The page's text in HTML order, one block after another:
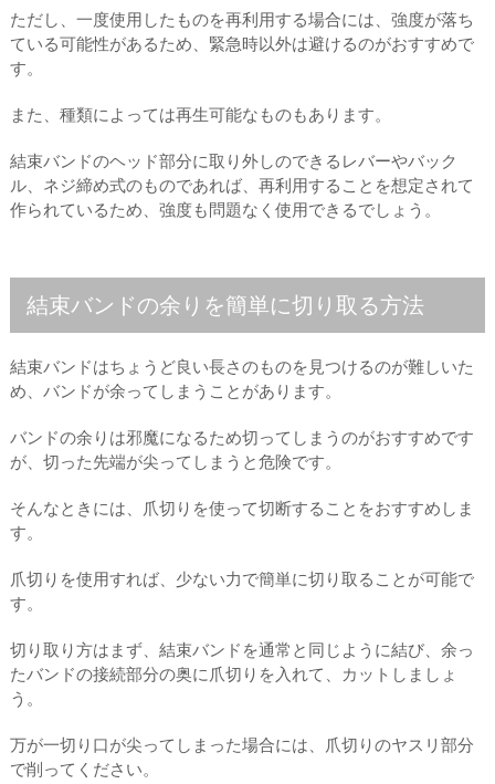
ただし、一度使用したものを再利用する場合には、強度が落ち
ている可能性があるため、緊急時以外は避けるのがおすすめで
す。
また、種類によっては再生可能なものもあります。
結束バンドのヘッド部分に取り外しのできるレバーやバック
ル、ネジ締め式のものであれば、再利用することを想定されて
作られているため、強度も問題なく使用できるでしょう。
結束バンドの余りを簡単に切り取る方法
結束バンドはちょうど良い長さのものを見つけるのが難しいた
め、バンドが余ってしまうことがあります。
バンドの余りは邪魔になるため切ってしまうのがおすすめです
が、切った先端が尖ってしまうと危険です。
そんなときには、爪切りを使って切断することをおすすめしま
す。
爪切りを使用すれば、少ない力で簡単に切り取ることが可能で
す。
切り取り方はまず、結束バンドを通常と同じように結び、余っ
たバンドの接続部分の奥に爪切りを入れて、カットしましょ
う。
万が一切り口が尖ってしまった場合には、爪切りのヤスリ部分
で削ってください。